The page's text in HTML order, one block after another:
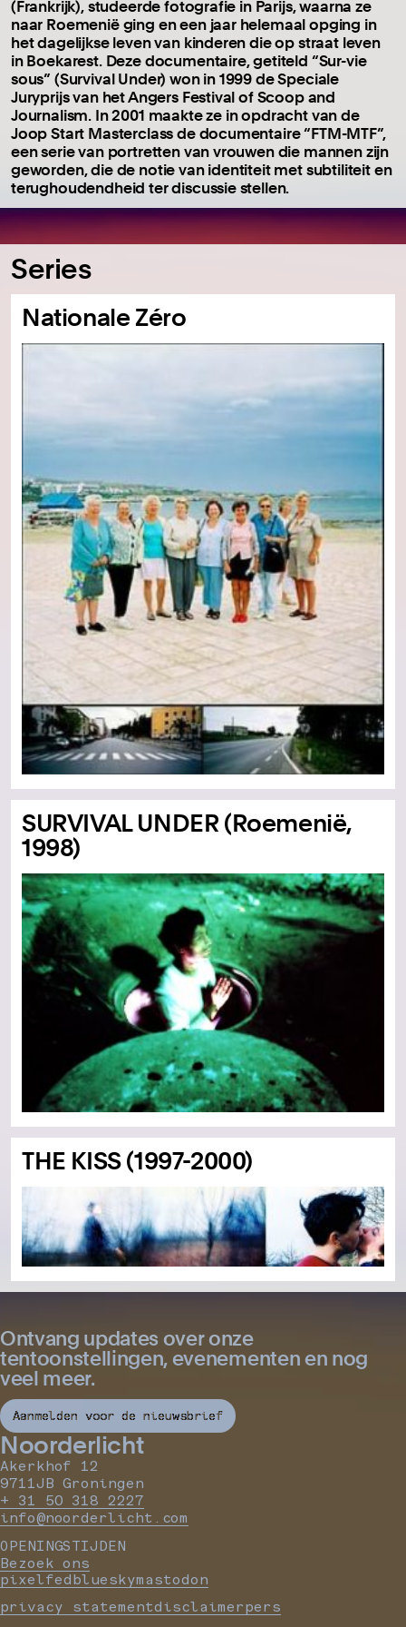
(Frankrijk), studeerde fotografie in Parijs, waarna ze
naar Roemenië ging en een jaar helemaal opging in
het dagelijkse leven van kinderen die op straat leven
in Boekarest. Deze documentaire, getiteld “Sur-vie
sous” (Survival Under) won in 1999 de Speciale
Juryprijs van het Angers Festival of Scoop and
Journalism. In 2001 maakte ze in opdracht van de
Joop Start Masterclass de documentaire “FTM-MTF”,
een serie van portretten van vrouwen die mannen zijn
geworden, die de notie van identiteit met subtiliteit en
terughoudendheid ter discussie stellen.
Series
Nationale Zéro
SURVIVAL UNDER (Roemenië,
1998)
THE KISS (1997-2000)
Ontvang updates over onze
tentoonstellingen, evenementen en nog
veel meer.
Aanmelden voor de nieuwsbrief
Noorderlicht
Akerkhof 12
9711JB Groningen
+ 31 50 318 2227
info@noorderlicht.com
OPENINGSTIJDEN
Bezoek ons
pixelfedblueskymastodon
privacy statementdisclaimerpers